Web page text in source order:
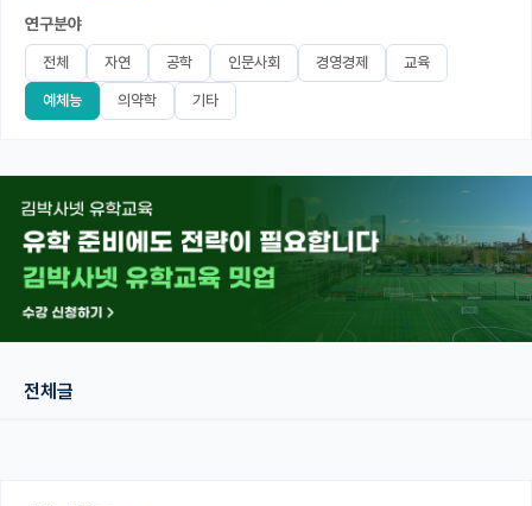
어드미션 포스팅
블로그
이벤트
이벤트
반도체 아카데미
재팬라운지 🌸
연구분야
전체 자연 공학 인문사회 경영경제 교육
예체능 의약학 기타
전체글